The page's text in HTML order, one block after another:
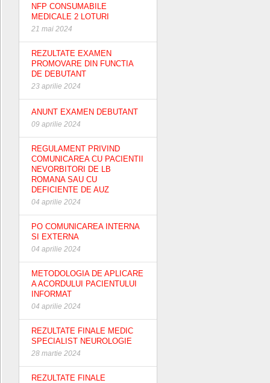
NFP CONSUMABILE
MEDICALE 2 LOTURI
21 mai 2024
REZULTATE EXAMEN
PROMOVARE DIN FUNCTIA
DE DEBUTANT
23 aprilie 2024
ANUNT EXAMEN DEBUTANT
09 aprilie 2024
REGULAMENT PRIVIND
COMUNICAREA CU PACIENTII
NEVORBITORI DE LB
ROMANA SAU CU
DEFICIENTE DE AUZ
04 aprilie 2024
PO COMUNICAREA INTERNA
SI EXTERNA
04 aprilie 2024
METODOLOGIA DE APLICARE
A ACORDULUI PACIENTULUI
INFORMAT
04 aprilie 2024
REZULTATE FINALE MEDIC
SPECIALIST NEUROLOGIE
28 martie 2024
REZULTATE FINALE